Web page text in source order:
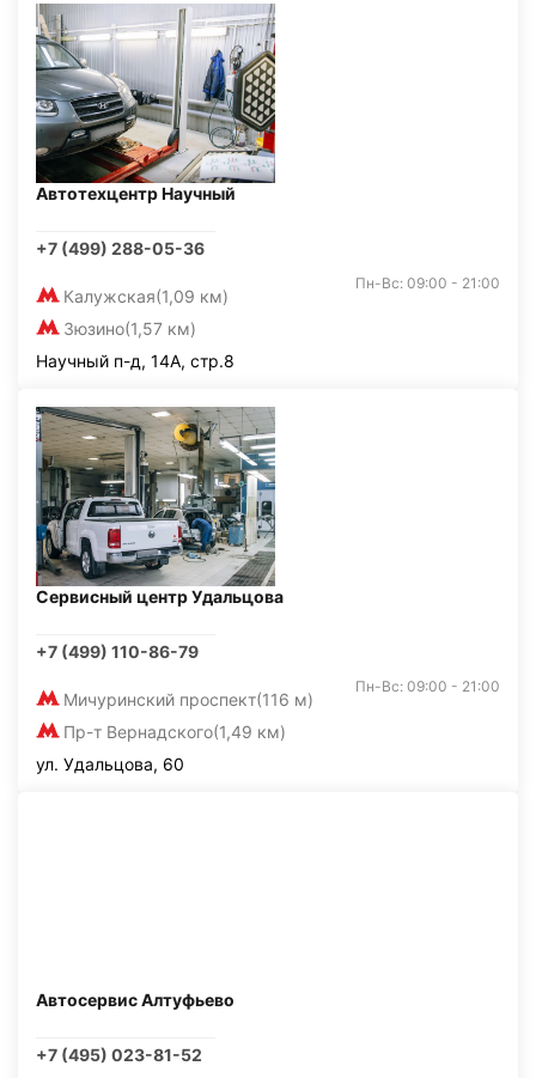
Автотехцентр Научный
+7 (499) 288-05-36
Калужская(1,09 км)
Зюзино(1,57 км)
Пн-Вс: 09:00 - 21:00
Научный п-д, 14А, стр.8
Сервисный центр Удальцова
+7 (499) 110-86-79
Мичуринский проспект(116 м)
Пр-т Вернадского(1,49 км)
Пн-Вс: 09:00 - 21:00
ул. Удальцова, 60
Автосервис Алтуфьево
+7 (495) 023-81-52